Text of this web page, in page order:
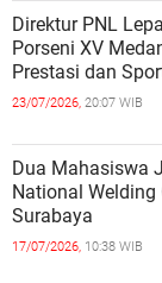
Direktur PNL
Porseni XV
Prestasi dan
23/07/2026, 20:07 WIB
Dua Mahasiswa
National Welding
Surabaya
17/07/2026, 10:38 WIB